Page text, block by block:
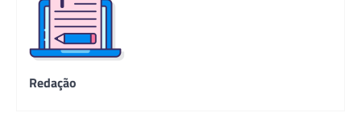
Redação